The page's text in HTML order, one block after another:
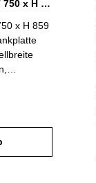
Kastenwerkbank B 1500 x T 750 x H 859 mm mit 8 Schubladen R 18-24
x H 859
450 x
(VA)